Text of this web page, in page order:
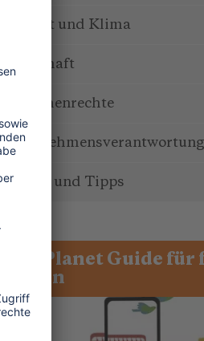
Umwelt und Klima
Wirtschaft
Menschenrechte
Unternehmensverantwortung
Service und Tipps
One Planet Guide für
Reisen